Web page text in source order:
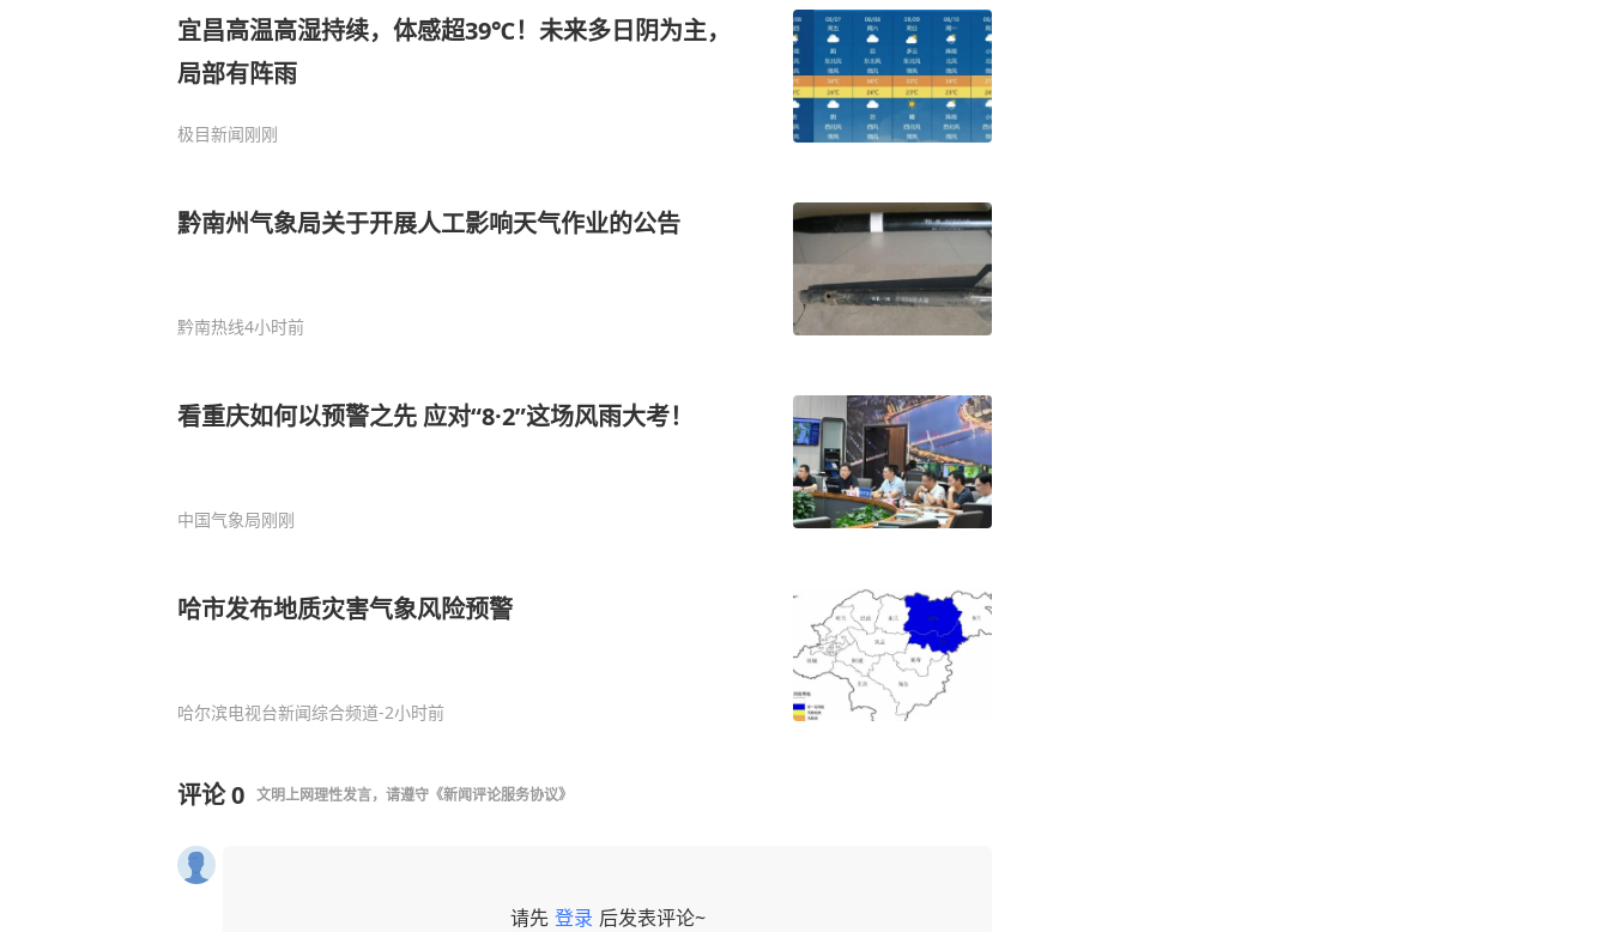
宜昌高温高湿持续，体感超39℃！未来多日阴为主，
局部有阵雨
极目新闻刚刚
黔南州气象局关于开展人工影响天气作业的公告
黔南热线4小时前
看重庆如何以预警之先 应对“8·2”这场风雨大考！
中国气象局刚刚
哈市发布地质灾害气象风险预警
哈尔滨电视台新闻综合频道-2小时前
评论0 文明上网理性发言，请遵守 《新闻评论服务协议》
请先 登录 后发表评论~